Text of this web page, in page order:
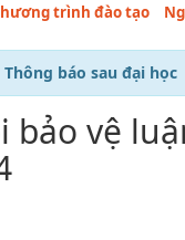
trình đào tạo
Thông báo sau đại học
vệ